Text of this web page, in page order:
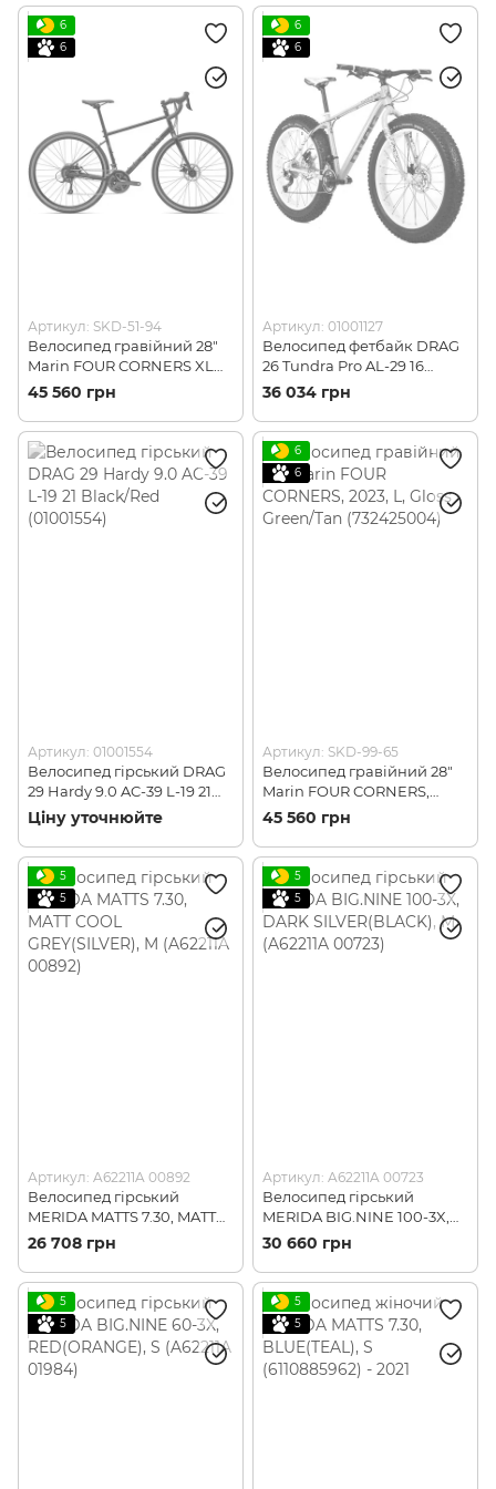
6
6
Артикул: SKD-51-94
Велосипед гравійний 28"
Marin FOUR CORNERS XL
2023 Satin Black/Red (SKD-
45 560 грн
6
6
Артикул: 01001127
Велосипед фетбайк DRAG
26 Tundra Pro AL-29 16
Beige (01001127)
36 034 грн
Артикул: 01001554
Велосипед гірський DRAG
29 Hardy 9.0 AC-39 L-19 21
Black/Red (01001554)
Ціну уточнюйте
6
6
Артикул: SKD-99-65
Велосипед гравійний 28"
Marin FOUR CORNERS,
2023, L, Gloss Green/Tan
(732425004)
45 560 грн
5
5
Артикул: A62211A 00892
Велосипед гірський
MERIDA MATTS 7.30, MATT
COOL GREY(SILVER), M
(A62211A 00892)
26 708 грн
5
5
Артикул: A62211A 00723
Велосипед гірський
MERIDA BIG.NINE 100-3X,
DARK SILVER(BLACK), M
(A62211A 00723)
30 660 грн
5
5
5
5